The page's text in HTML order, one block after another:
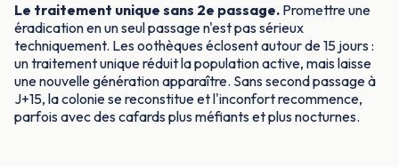
Le traitement unique sans 2e passage. Promettre une
éradication en un seul passage n'est pas sérieux
techniquement. Les oothèques éclosent autour de 15 jours :
un traitement unique réduit la population active, mais laisse
une nouvelle génération apparaître. Sans second passage à
J+15, la colonie se reconstitue et l'inconfort recommence,
parfois avec des cafards plus méfiants et plus nocturnes.